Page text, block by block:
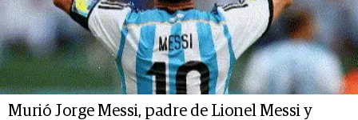
Murió Jorge Messi, padre de Lionel Messi y